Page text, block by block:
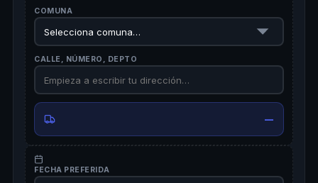
COMUNA
CALLE, NÚMERO, DEPTO
—
FECHA PREFERIDA